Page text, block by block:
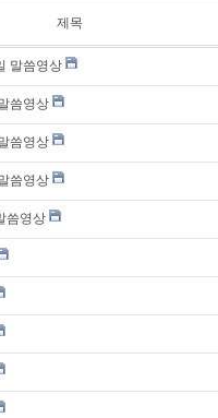
제목
말씀영상
씀영상
씀영상
씀영상
씀영상